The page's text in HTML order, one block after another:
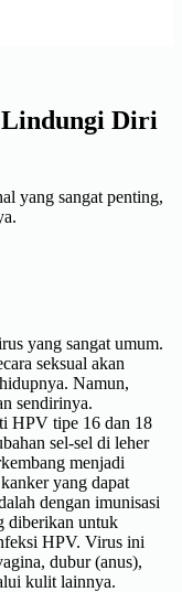
Lindungi Diri
yang sangat penting,
yang sangat umum.
seksual akan
Namun,
sendirinya.
HPV tipe 16 dan 18
sel-sel di leher
menjadi
yang dapat
dengan imunisasi
diberikan untuk
HPV. Virus ini
dubur (anus),
kulit lainnya.